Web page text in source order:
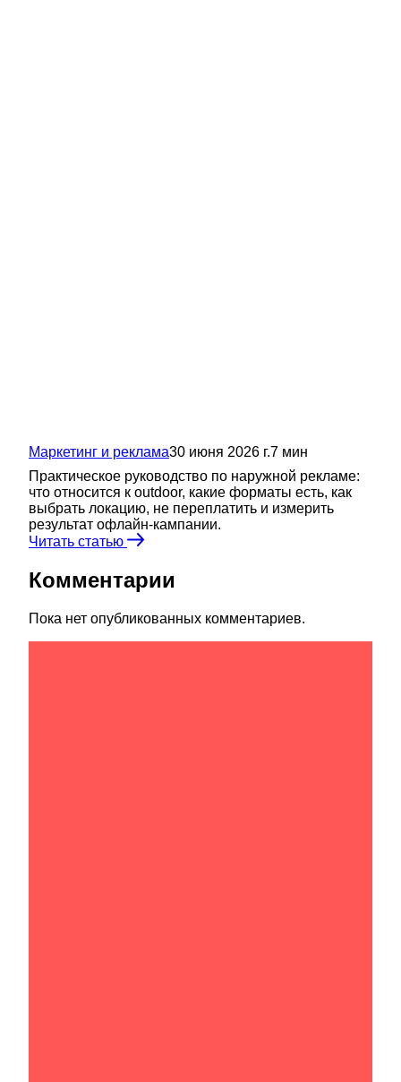
Маркетинг и реклама30 июня 2026 г.7 мин
Практическое руководство по наружной рекламе:
что относится к outdoor, какие форматы есть, как
выбрать локацию, не переплатить и измерить
результат офлайн-кампании.
Читать статью
Комментарии
Пока нет опубликованных комментариев.